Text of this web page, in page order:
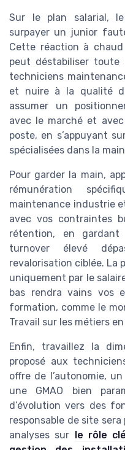
Sur le plan salarial,
surpayer un junior
Cette réaction à
peut déstabiliser toute
techniciens
et nuire à la qualité
assumer un
avec le marché et
poste, en s’appuyant
spécialisées dans la
Pour garder la main,
rémunération
maintenance industrie
avec vos contraintes
rétention, en
turnover élevé
revalorisation ciblée. La
uniquement par le
bas rendra vains vos
formation, comme le
Travail sur les métiers
Enfin, travaillez la
proposé aux
offre de l’autonomie,
une GMAO bien
d’évolution vers des
responsable de site
analyses sur
le rôle